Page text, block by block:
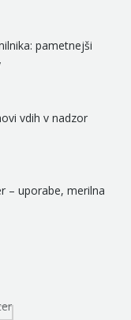
pametnejši
vdih v nadzor
– uporabe, merilna